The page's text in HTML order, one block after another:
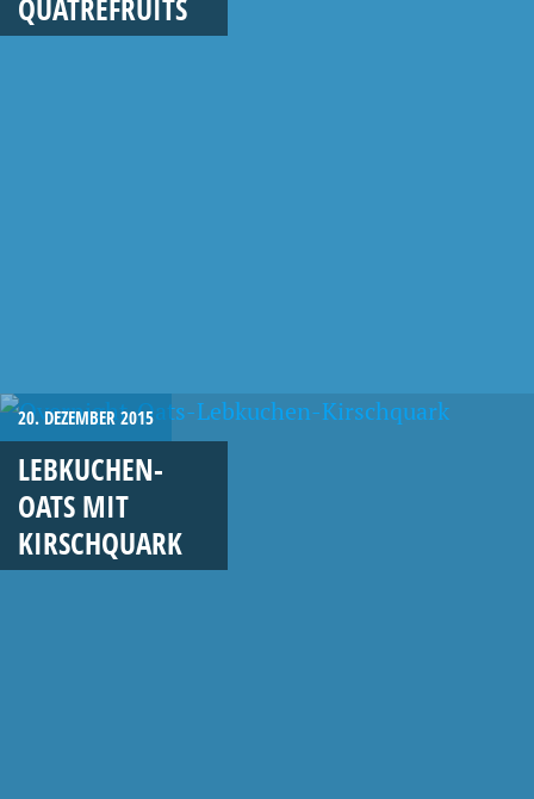
20. DEZEMBER 2015
LEBKUCHEN-
OATS MIT
KIRSCHQUARK